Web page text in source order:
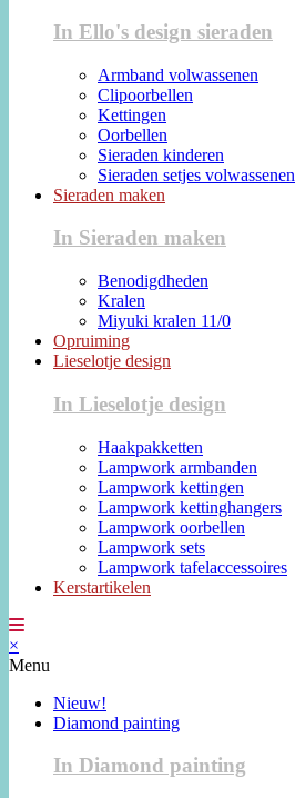
In Ello's design sieraden
Armband volwassenen
Clipoorbellen
Kettingen
Oorbellen
Sieraden kinderen
Sieraden setjes volwassenen
Sieraden maken
In Sieraden maken
Benodigdheden
Kralen
Miyuki kralen 11/0
Opruiming
Lieselotje design
In Lieselotje design
Haakpakketten
Lampwork armbanden
Lampwork kettingen
Lampwork kettinghangers
Lampwork oorbellen
Lampwork sets
Lampwork tafelaccessoires
Kerstartikelen
×
Menu
Nieuw!
Diamond painting
In Diamond painting